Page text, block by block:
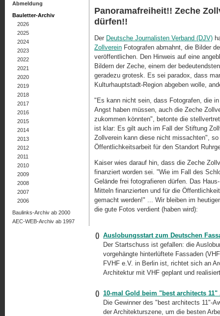
Panoramafreiheit!! Zeche
dürfen!!
Der Deutsche Journalisten Verband (DJV)
Zollverein Fotografen abmahnt, die Bilder
veröffentlichen. Den Hinweis auf eine
Bildern der Zeche, einem der
geradezu grotesk. Es sei paradox, dass
Kulturhauptstadt-Region abgeben wolle,
"Es kann nicht sein, dass Fotografen, die
Angst haben müssen, auch die Zeche
zukommen könnten", betonte die
ist klar: Es gilt auch im Fall der Stiftung
Zollverein kann diese nicht missachten",
Öffentlichkeitsarbeit für den Standort
Kaiser wies darauf hin, dass die Zeche
finanziert worden sei. "Wie im Fall des
Gelände frei fotografieren dürfen. Das
Mitteln finanzierten und für die
gemacht werden!" ... Wir bleiben im
die gute Fotos verdient (haben wird):
() Auslobungsstart zum Deutschen
Der Startschuss ist gefallen: die
vorgehängte hinterlüftete Fassaden
FVHF e.V. in Berlin ist, richtet sich an
Architektur mit VHF geplant und
() 10-mal Gold beim "best architects 11"
Die Gewinner des "best architects 11"-
der Architekturszene, um die besten
Abmeldung
Bauletter-Archiv
2026
2025
2024
2023
2022
2021
2020
2019
2018
2017
2016
2015
2014
2013
2012
2011
2010
2009
2008
2007
2006
Baulinks-Archiv ab 2000
AEC-WEB-Archiv ab 1997